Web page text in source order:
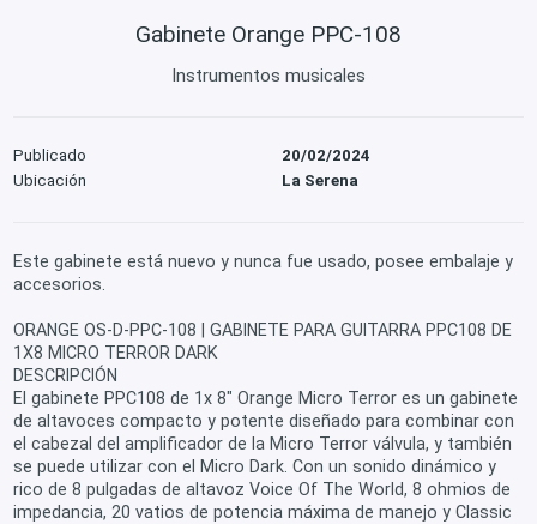
Gabinete Orange PPC-108
Instrumentos musicales
Publicado
20/02/2024
Ubicación
La Serena
Este gabinete está nuevo y nunca fue usado, posee embalaje y
accesorios.
ORANGE OS-D-PPC-108 | GABINETE PARA GUITARRA PPC108 DE
1X8 MICRO TERROR DARK
DESCRIPCIÓN
El gabinete PPC108 de 1x 8" Orange Micro Terror es un gabinete
de altavoces compacto y potente diseñado para combinar con
el cabezal del amplificador de la Micro Terror válvula, y también
se puede utilizar con el Micro Dark. Con un sonido dinámico y
rico de 8 pulgadas de altavoz Voice Of The World, 8 ohmios de
impedancia, 20 vatios de potencia máxima de manejo y Classic